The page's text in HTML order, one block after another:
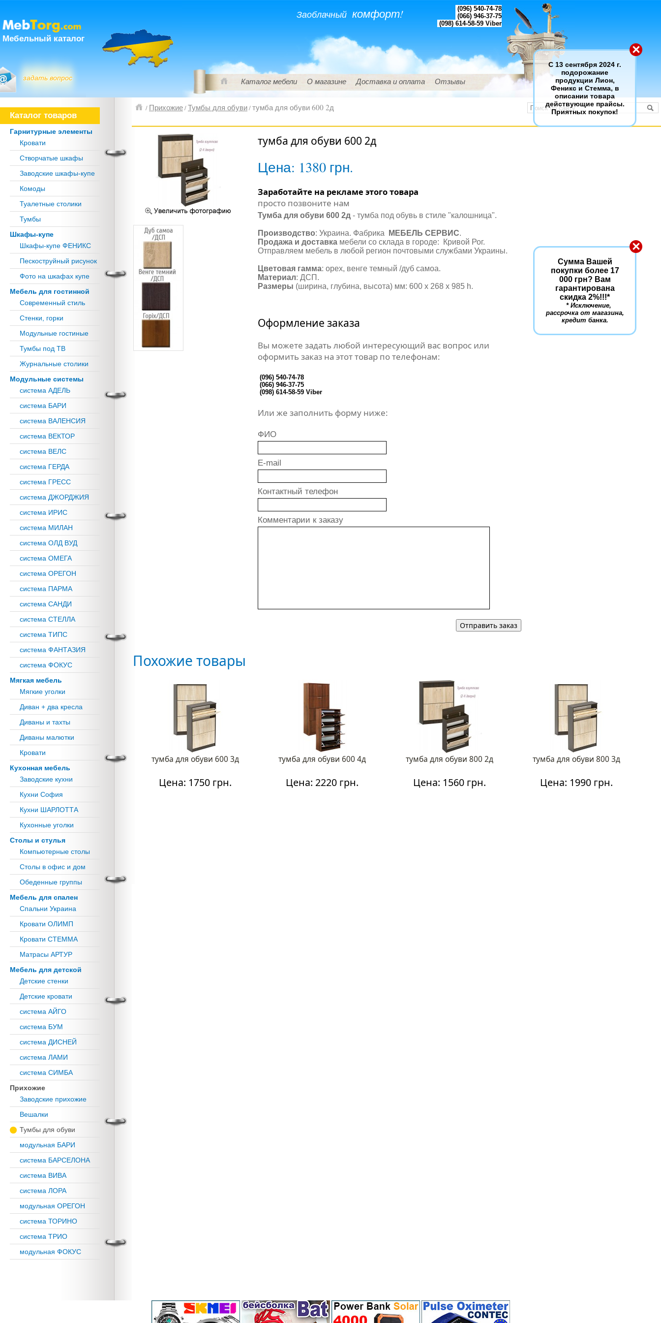
×
С 13 сентября 2024 г.
подорожание
продукции Лион,
Феникс и Стемма, в
описании товара
действующие прайсы.
Приятных покупок!
×
Сумма Вашей
покупки более 17
000 грн? Вам
гарантирована
скидка 2%!!!*
* Исключение,
рассрочка от магазина,
кредит банка.
Мебельный каталог
задать вопрос
Заоблачный комфорт!
(096) 540-74-78
(066) 946-37-75
(098) 614-58-59 Viber
Каталог мебели О магазине Доставка и оплата Отзывы
/ Прихожие/Тумбы для обуви/тумба для обуви 600 2д
тумба для обуви 600 2д
Цена: 1380 грн.
Заработайте на рекламе этого товара
просто позвоните нам
Тумба для обуви 600 2д - тумба под обувь в стиле "калошница".
Производство: Украина. Фабрика МЕБЕЛЬ СЕРВИС.
Продажа и доставка мебели со склада в городе: Кривой Рог.
Отправляем мебель в любой регион почтовыми службами Украины.
Цветовая гамма: орех, венге темный /дуб самоа.
Материал: ДСП.
Размеры (ширина, глубина, высота) мм: 600 х 268 х 985 h.
Оформление заказа
Вы можете задать любой интересующий вас вопрос или
оформить заказ на этот товар по телефонам:
(096) 540-74-78
(066) 946-37-75
(098) 614-58-59 Viber
Или же заполнить форму ниже:
ФИО
E-mail
Контактный телефон
Комментарии к заказу
Похожие товары
тумба для обуви 600 3д
Цена: 1750 грн.
тумба для обуви 600 4д
Цена: 2220 грн.
тумба для обуви 800 2д
Цена: 1560 грн.
тумба для обуви 800 3д
Цена: 1990 грн.
Каталог товаров
Гарнитурные элементы
Кровати
Створчатые шкафы
Заводские шкафы-купе
Комоды
Туалетные столики
Тумбы
Шкафы-купе
Шкафы-купе ФЕНИКС
Пескоструйный рисунок
Фото на шкафах купе
Мебель для гостинной
Современный стиль
Стенки, горки
Модульные гостиные
Тумбы под ТВ
Журнальные столики
Модульные системы
система АДЕЛЬ
система БАРИ
система ВАЛЕНСИЯ
система ВЕКТОР
система ВЕЛС
система ГЕРДА
система ГРЕСС
система ДЖОРДЖИЯ
система ИРИС
система МИЛАН
система ОЛД ВУД
система ОМЕГА
система ОРЕГОН
система ПАРМА
система САНДИ
система СТЕЛЛА
система ТИПС
система ФАНТАЗИЯ
система ФОКУС
Мягкая мебель
Мягкие уголки
Диван + два кресла
Диваны и тахты
Диваны малютки
Кровати
Кухонная мебель
Заводские кухни
Кухни София
Кухни ШАРЛОТТА
Кухонные уголки
Столы и стулья
Компьютерные столы
Столы в офис и дом
Обеденные группы
Мебель для спален
Спальни Украина
Кровати ОЛИМП
Кровати СТЕММА
Матрасы АРТУР
Мебель для детской
Детские стенки
Детские кровати
система АЙГО
система БУМ
система ДИСНЕЙ
система ЛАМИ
система СИМБА
Прихожие
Заводские прихожие
Вешалки
Тумбы для обуви
модульная БАРИ
система БАРСЕЛОНА
система ВИВА
система ЛОРА
модульная ОРЕГОН
система ТОРИНО
система ТРИО
модульная ФОКУС